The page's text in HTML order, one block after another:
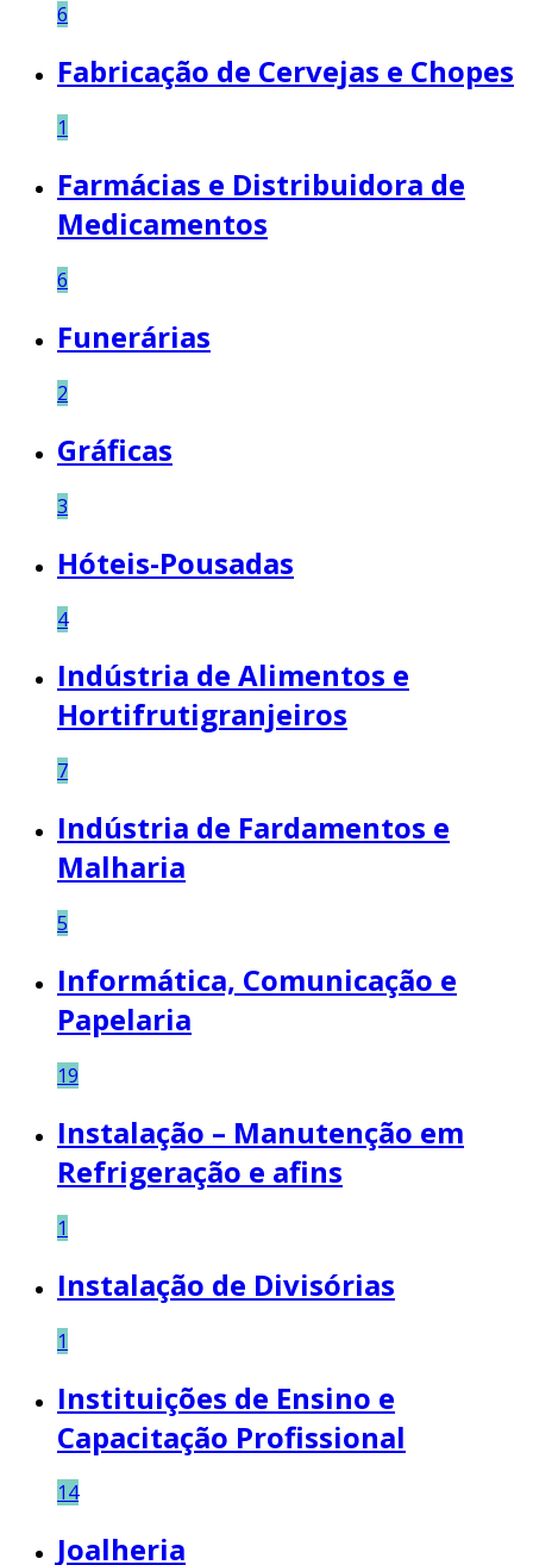
6
Fabricação de Cervejas e Chopes
1
Farmácias e Distribuidora de
Medicamentos
6
Funerárias
2
Gráficas
3
Hóteis-Pousadas
4
Indústria de Alimentos e
Hortifrutigranjeiros
7
Indústria de Fardamentos e
Malharia
5
Informática, Comunicação e
Papelaria
19
Instalação – Manutenção em
Refrigeração e afins
1
Instalação de Divisórias
1
Instituições de Ensino e
Capacitação Profissional
14
Joalheria